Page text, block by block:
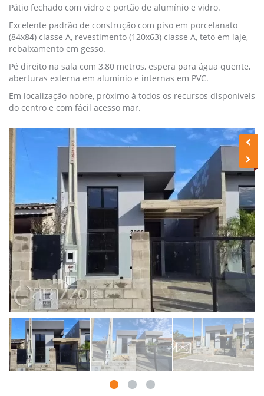
Pátio fechado com vidro e portão de alumínio e vidro.
Excelente padrão de construção com piso em porcelanato
(84x84) classe A, revestimento (120x63) classe A, teto em laje,
rebaixamento em gesso.
Pé direito na sala com 3,80 metros, espera para água quente,
aberturas externa em alumínio e internas em PVC.
Em localização nobre, próximo à todos os recursos disponíveis
do centro e com fácil acesso mar.